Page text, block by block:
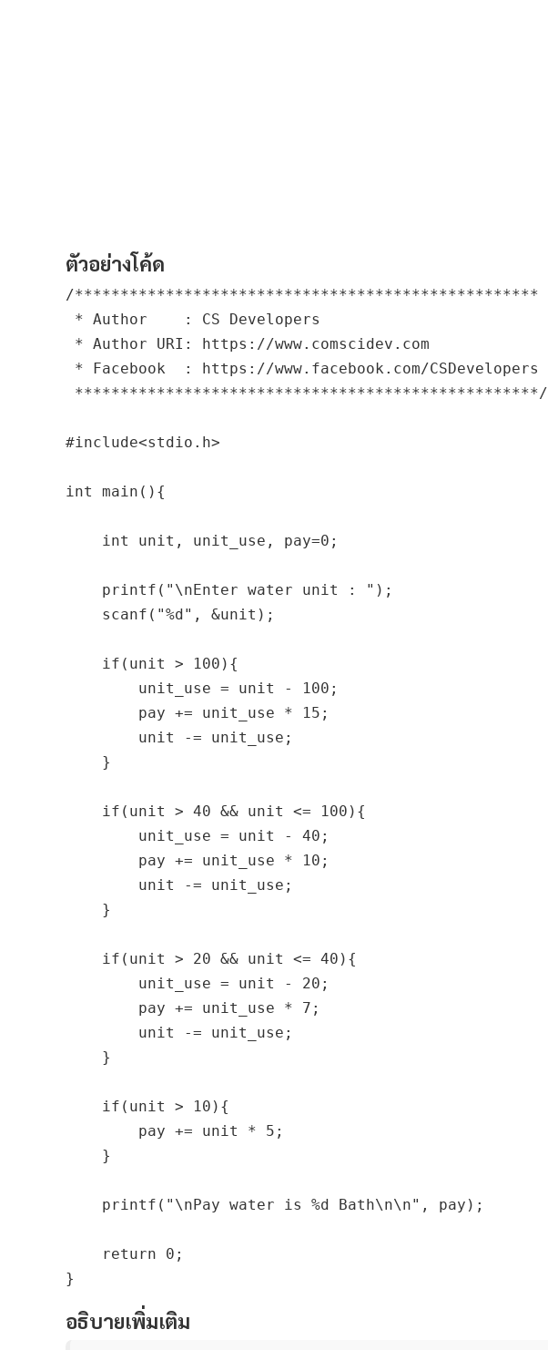
ตัวอย่างโค้ด
/***************************************************
* Author    : CS Developers
* Author URI: https://www.comscidev.com
* Facebook  : https://www.facebook.com/CSDevelopers
***************************************************/
#include<stdio.h>
int main(){
    int unit, unit_use, pay=0;
    printf("\nEnter water unit : ");
    scanf("%d", &unit);
    if(unit > 100){
        unit_use = unit - 100;
        pay += unit_use * 15;
        unit -= unit_use;
    }
    if(unit > 40 && unit <= 100){
        unit_use = unit - 40;
        pay += unit_use * 10;
        unit -= unit_use;
    }
    if(unit > 20 && unit <= 40){
        unit_use = unit - 20;
        pay += unit_use * 7;
        unit -= unit_use;
    }
    if(unit > 10){
        pay += unit * 5;
    }
    printf("\nPay water is %d Bath\n\n", pay);
    return 0;
อธิบายเพิ่มเติม